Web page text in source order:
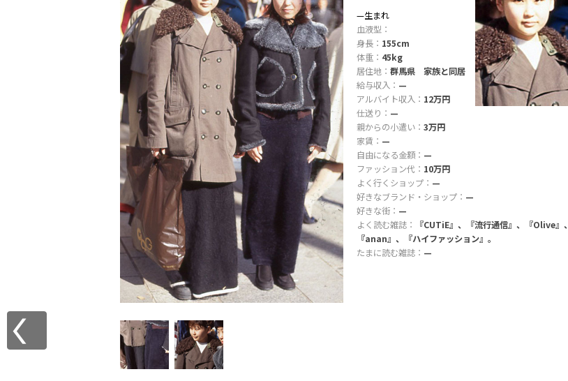
—生まれ
血液型：
身長： 155cm
体重： 45kg
居住地： 群馬県 家族と同居
給与収入： —
アルバイト収入： 12万円
仕送り： —
親からの小遣い： 3万円
家賃： —
自由になる金額： —
ファッション代： 10万円
よく行くショップ： —
好きなブランド・ショップ： —
好きな街： —
よく読む雑誌：
『CUTiE』、『流行通信』、『Olive』、
『anan』、『ハイファッション』。
たまに読む雑誌： —